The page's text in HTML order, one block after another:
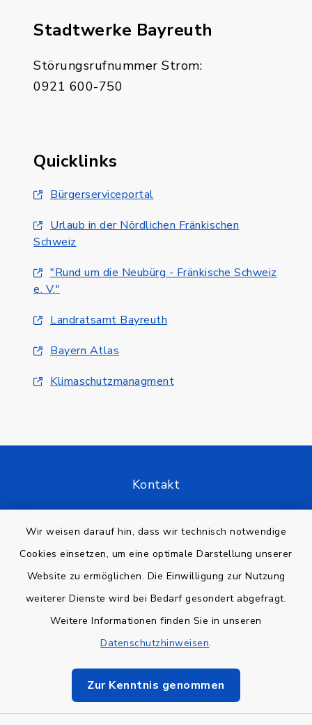
Wir weisen darauf hin, dass wir technisch notwendige
Cookies einsetzen, um eine optimale Darstellung unserer
Website zu ermöglichen. Die Einwilligung zur Nutzung
weiterer Dienste wird bei Bedarf gesondert abgefragt.
Weitere Informationen finden Sie in unseren
Datenschutzhinweisen.
Zur Kenntnis genommen
Stadtwerke Bayreuth
Störungsrufnummer Strom:
0921 600-750
Quicklinks
Bürgerserviceportal
Urlaub in der Nördlichen Fränkischen
Schweiz
"Rund um die Neubürg - Fränkische Schweiz
e. V."
Landratsamt Bayreuth
Bayern Atlas
Klimaschutzmanagment
Kontakt
Datenschutz
Impressum
Sitemap
Cookie-Einstellungen